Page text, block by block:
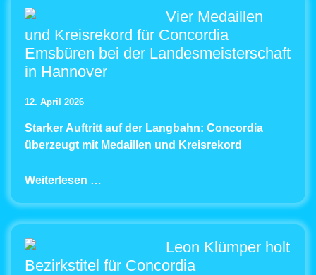
Vier Medaillen
und Kreisrekord für Concordia
Emsbüren bei der Landesmeisterschaft
in Hannover
12. April 2026
Starker Auftritt auf der Langbahn: Concordia
überzeugt mit Medaillen und Kreisrekord
Weiterlesen …
Leon Klümper holt
Bezirkstitel für Concordia